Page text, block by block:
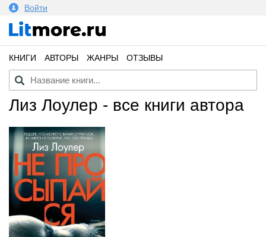
Войти
КНИГИ АВТОРЫ ЖАНРЫ ОТЗЫВЫ
Лиз Лоулер - все книги автора